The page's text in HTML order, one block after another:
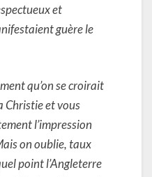
et
guère le
qu’on se croirait
Christie et vous
l’impression
on oublie, taux
point l’Angleterre